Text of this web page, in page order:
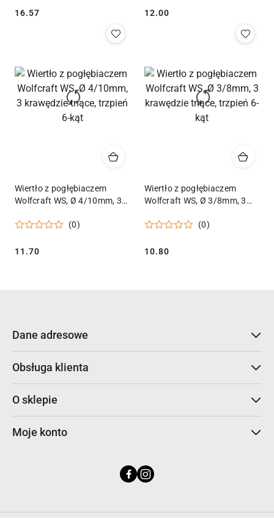
Cena:
16.57 Cena:
12.00
Wiertło z pogłębiaczem
Wolfcraft WS, Ø 4/10mm, 3
kąt
(0)
Cena:
11.70
Wiertło z pogłębiaczem
Wolfcraft WS, Ø 3/8mm, 3
kąt
(0)
Cena:
10.80
Dane adresowe
Obsługa klienta
O sklepie
Moje konto